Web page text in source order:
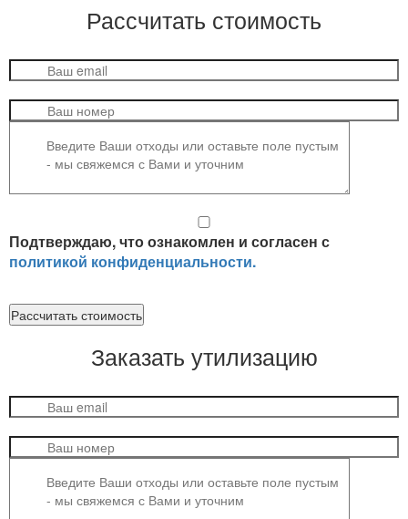
Рассчитать стоимость
Подтверждаю, что ознакомлен и согласен с
политикой конфиденциальности.
Рассчитать стоимость
Заказать утилизацию